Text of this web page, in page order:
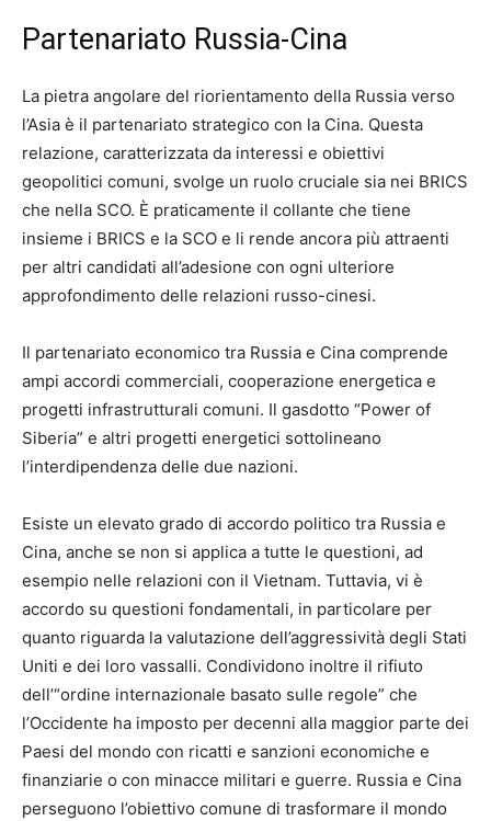
Partenariato Russia-Cina
La pietra angolare del riorientamento della Russia verso
l’Asia è il partenariato strategico con la Cina. Questa
relazione, caratterizzata da interessi e obiettivi
geopolitici comuni, svolge un ruolo cruciale sia nei BRICS
che nella SCO. È praticamente il collante che tiene
insieme i BRICS e la SCO e li rende ancora più attraenti
per altri candidati all’adesione con ogni ulteriore
approfondimento delle relazioni russo-cinesi.
Il partenariato economico tra Russia e Cina comprende
ampi accordi commerciali, cooperazione energetica e
progetti infrastrutturali comuni. Il gasdotto “Power of
Siberia” e altri progetti energetici sottolineano
l’interdipendenza delle due nazioni.
Esiste un elevato grado di accordo politico tra Russia e
Cina, anche se non si applica a tutte le questioni, ad
esempio nelle relazioni con il Vietnam. Tuttavia, vi è
accordo su questioni fondamentali, in particolare per
quanto riguarda la valutazione dell’aggressività degli Stati
Uniti e dei loro vassalli. Condividono inoltre il rifiuto
dell’“ordine internazionale basato sulle regole” che
l’Occidente ha imposto per decenni alla maggior parte dei
Paesi del mondo con ricatti e sanzioni economiche e
finanziarie o con minacce militari e guerre. Russia e Cina
perseguono l’obiettivo comune di trasformare il mondo